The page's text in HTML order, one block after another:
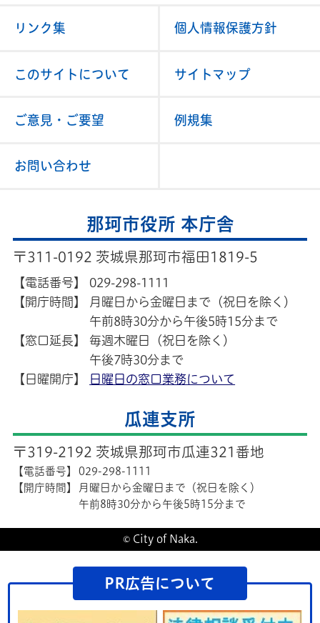
リンク集 個人情報保護方針
このサイトについて サイトマップ
ご意見・ご要望 例規集
お問い合わせ
那珂市役所 本庁舎
〒311-0192 茨城県那珂市福田1819-5
【電話番号】
029-298-1111
【開庁時間】
月曜日から金曜日まで（祝日を除く）
午前8時30分から午後5時15分まで
【窓口延長】
毎週木曜日（祝日を除く）
午後7時30分まで
【日曜開庁】
日曜日の窓口業務について
瓜連支所
〒319-2192 茨城県那珂市瓜連321番地
【電話番号】
029-298-1111
【開庁時間】
月曜日から金曜日まで（祝日を除く）
午前8時30分から午後5時15分まで
© City of Naka.
PR広告について